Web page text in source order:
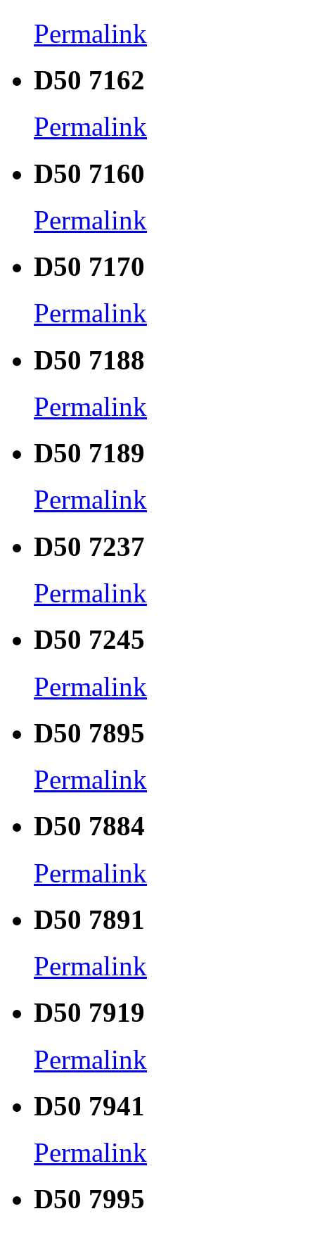
Permalink
D50 7162
Permalink
D50 7160
Permalink
D50 7170
Permalink
D50 7188
Permalink
D50 7189
Permalink
D50 7237
Permalink
D50 7245
Permalink
D50 7895
Permalink
D50 7884
Permalink
D50 7891
Permalink
D50 7919
Permalink
D50 7941
Permalink
D50 7995